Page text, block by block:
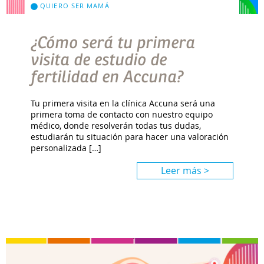
QUIERO SER MAMÁ
¿Cómo será tu primera
visita de estudio de
fertilidad en Accuna?
Tu primera visita en la clínica Accuna será una
primera toma de contacto con nuestro equipo
médico, donde resolverán todas tus dudas,
estudiarán tu situación para hacer una valoración
personalizada […]
Leer más >